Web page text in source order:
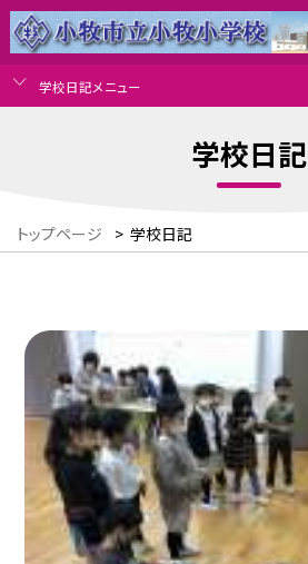
学校日記メニュー
学校日記
トップページ > 学校日記